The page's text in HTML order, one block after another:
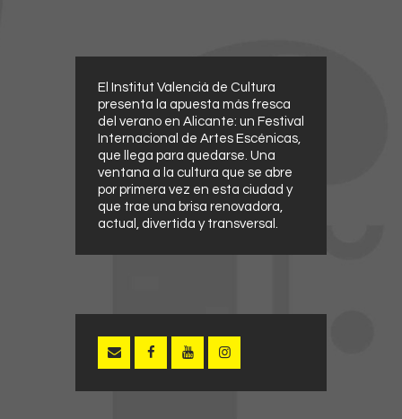
El Institut Valencià de Cultura
presenta la apuesta más fresca
del verano en Alicante: un Festival
Internacional de Artes Escénicas,
que llega para quedarse. Una
ventana a la cultura que se abre
por primera vez en esta ciudad y
que trae una brisa renovadora,
actual, divertida y transversal.